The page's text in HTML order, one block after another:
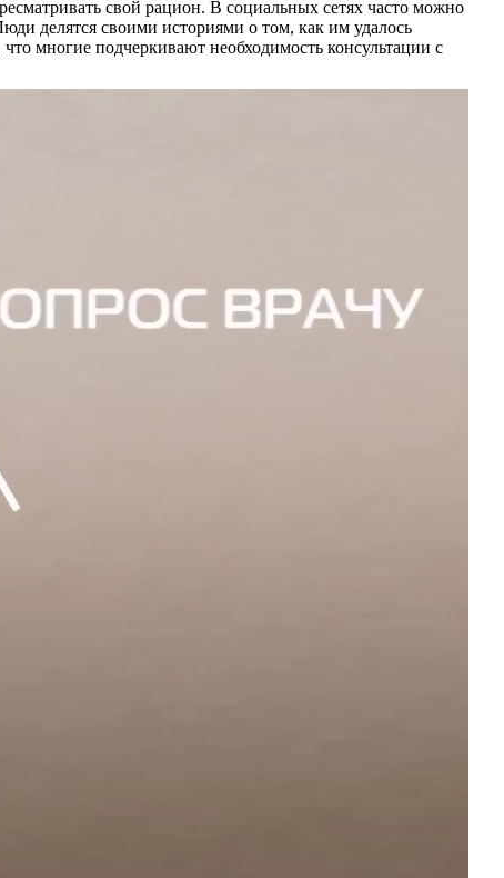
свой рацион. В социальных сетях часто можно
делятся своими историями о том, как им удалось
многие подчеркивают необходимость консультации с